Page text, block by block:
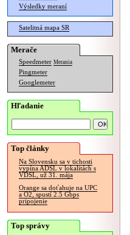
Výsledky meraní
Satelitná mapa SR
Merače
Speedmeter Merania
Pingmeter
Googlemeter
Hľadanie
Top články
Na Slovensku sa v tichosti
vypína ADSL v lokalitách s
VDSL, už 31. mája
Orange sa doťahuje na UPC
a O2, spustí 2.5 Gbps
pripojenie
Top správy